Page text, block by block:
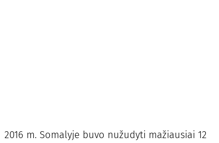
2016 m. Somalyje buvo nužudyti mažiausiai 12